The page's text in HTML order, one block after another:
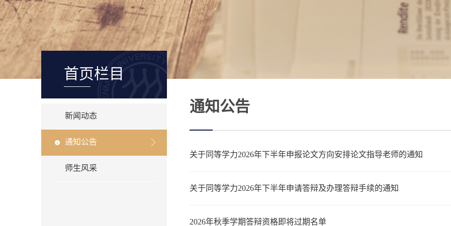
首页栏目
新闻动态
通知公告
师生风采
通知公告
关于同等学力2026年下半年申报论文方向安排论文指导老师的通知
关于同等学力2026年下半年申请答辩及办理答辩手续的通知
2026年秋季学期答辩资格即将过期名单